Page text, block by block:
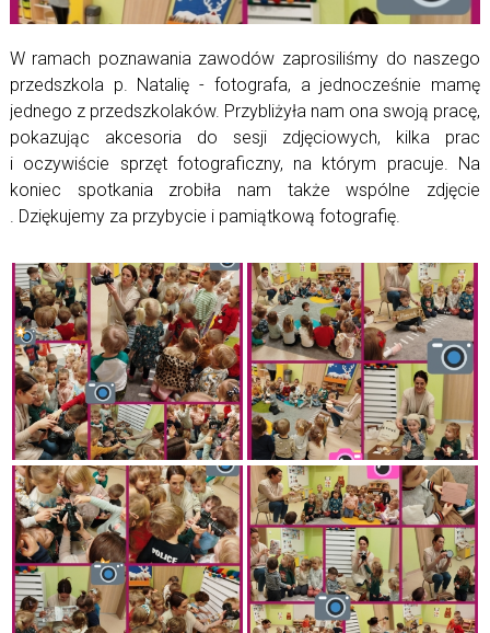
W ramach poznawania zawodów zaprosiliśmy do naszego
przedszkola p. Natalię - fotografa, a jednocześnie mamę
jednego z przedszkolaków. Przybliżyła nam ona swoją pracę,
pokazując akcesoria do sesji zdjęciowych, kilka prac
i oczywiście sprzęt fotograficzny, na którym pracuje. Na
koniec spotkania zrobiła nam także wspólne zdjęcie
. Dziękujemy za przybycie i pamiątkową fotografię.